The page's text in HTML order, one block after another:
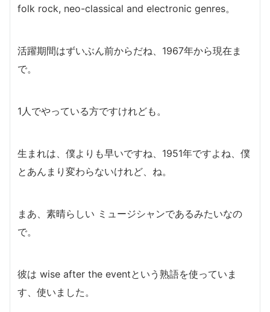
folk rock, neo-classical and electronic genres。
活躍期間はずいぶん前からだね、1967年から現在ま
で。
1人でやっている方ですけれども。
生まれは、僕よりも早いですね、1951年ですよね、僕
とあんまり変わらないけれど、ね。
まあ、素晴らしい ミュージシャンであるみたいなの
で。
彼は wise after the eventという熟語を使っていま
す、使いました。